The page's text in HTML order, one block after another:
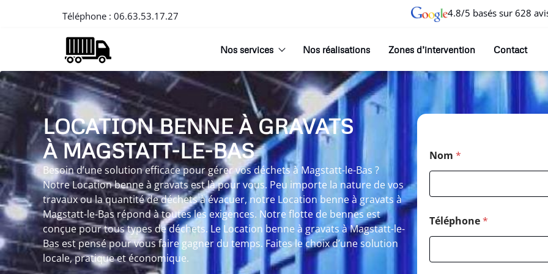
Téléphone : 06.63.53.17.27 4.8/5 basés sur 628
Nos services Nos réalisations Zones d’intervention Contact
LOCATION BENNE À GRAVATS
À MAGSTATT-LE-BAS
Besoin d’une solution efficace pour gérer vos déchets à Magstatt-le-Bas ?
Notre Location benne à gravats est là pour vous. Peu importe la nature de vos
travaux ou la quantité de déchets à évacuer, notre Location benne à gravats à
Magstatt-le-Bas répond à toutes les exigences. Notre flotte de bennes est
conçue pour tous types de déchets. Le Location benne à gravats à Magstatt-le-
Bas est pensé pour vous faire gagner du temps. Faites le choix d’une solution
locale, pratique et économique.
Nom *
Téléphone*